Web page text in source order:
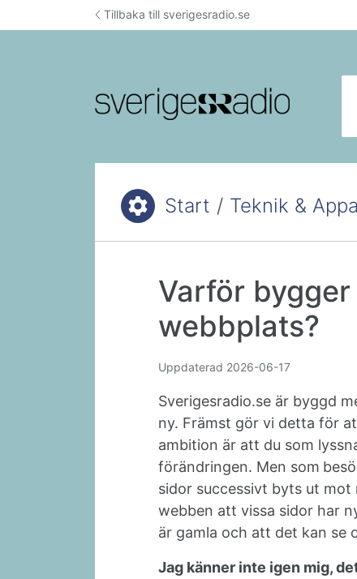
Hoppa till innehållTillbaka till sverigesradio.se
Du är här:Start / Teknik &
Varför
webbplats?
Uppdaterad 2026-06-17
Sverigesradio.se är byggd
ny. Främst gör vi detta för
ambition är att du som
förändringen. Men som
sidor successivt byts ut
webben att vissa sidor har
är gamla och att det kan se
Jag känner inte igen mig,